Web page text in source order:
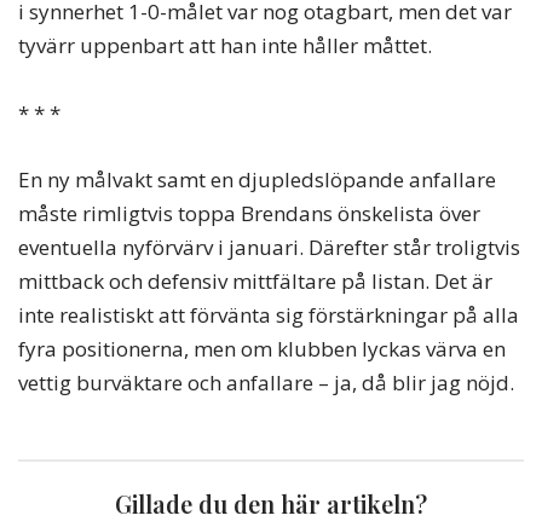
i synnerhet 1-0-målet var nog otagbart, men det var
tyvärr uppenbart att han inte håller måttet.
* * *
En ny målvakt samt en djupledslöpande anfallare
måste rimligtvis toppa Brendans önskelista över
eventuella nyförvärv i januari. Därefter står troligtvis
mittback och defensiv mittfältare på listan. Det är
inte realistiskt att förvänta sig förstärkningar på alla
fyra positionerna, men om klubben lyckas värva en
vettig burväktare och anfallare – ja, då blir jag nöjd.
Gillade du den här artikeln?